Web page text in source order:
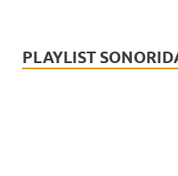
PLAYLIST